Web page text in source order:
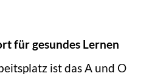
für gesundes Lernen
ist das A und O